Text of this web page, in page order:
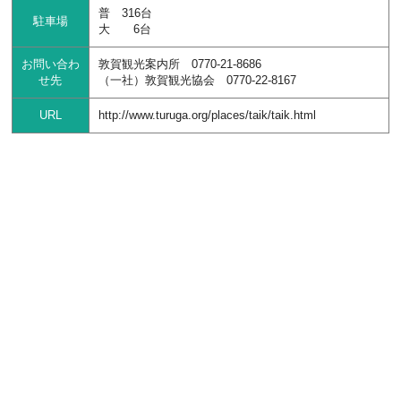
駐車場
普 316台
大 6台
お問い合わ
せ先
敦賀観光案内所 0770-21-8686
（一社）敦賀観光協会 0770-22-8167
URL http://www.turuga.org/places/taik/taik.html